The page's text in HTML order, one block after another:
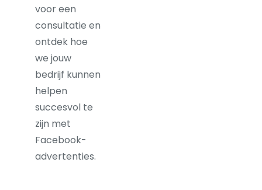
voor een
consultatie en
ontdek hoe
we jouw
bedrijf kunnen
helpen
succesvol te
zijn met
Facebook-
advertenties.